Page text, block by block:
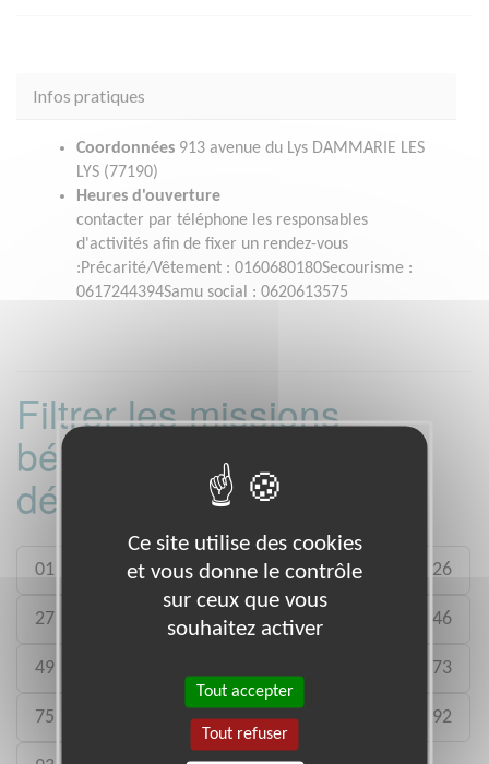
Infos pratiques
Coordonnées 913 avenue du Lys DAMMARIE LES
LYS (77190)
Heures d'ouverture
contacter par téléphone les responsables
d'activités afin de fixer un rendez-vous
:Précarité/Vêtement : 0160680180Secourisme :
0617244394Samu social : 0620613575
Filtrer les missions
bénévoles par
département :
01 13 15 20 21 26
27 35 38 39 46
49 73
75 80 88 92
Ce site utilise des cookies
et vous donne le contrôle
sur ceux que vous
souhaitez activer
Tout accepter
Tout refuser